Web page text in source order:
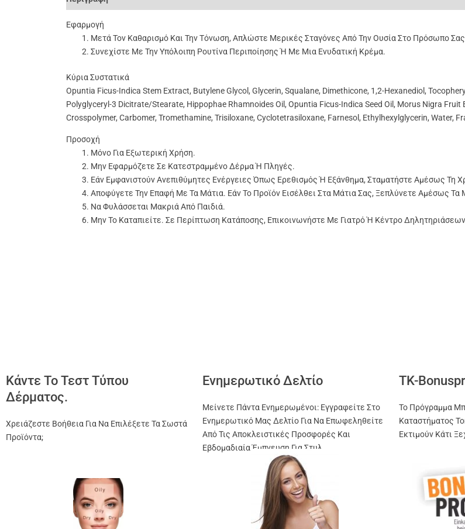
Εφαρμογή
Μετά Τον Καθαρισμό Και Την Τόνωση, Απλώστε Μερικές Σταγόνες Από Την Ουσία Στο Πρόσωπο
Συνεχίστε Με Την Υπόλοιπη Ρουτίνα Περιποίησης Ή Με Μια Ενυδατική Κρέμα.
Κύρια Συστατικά
Opuntia Ficus-Indica Stem Extract, Butylene Glycol, Glycerin, Squalane, Dimethicone, 1,2-Hexanediol,
Polyglyceryl-3 Dicitrate/Stearate, Hippophae Rhamnoides Oil, Opuntia Ficus-Indica Seed Oil, Morus Nigra
Crosspolymer,Carbomer,Tromethamine, Trisiloxane, Cyclotetrasiloxane, Farnesol, Ethylhexylglycerin,Water,
Προσοχή
Μόνο Για Εξωτερική Χρήση.
Μην Εφαρμόζετε Σε Κατεστραμμένο Δέρμα Ή Πληγές.
Εάν Εμφανιστούν Ανεπιθύμητες Ενέργειες Όπως Ερεθισμός Ή Εξάνθημα, Σταματήστε Αμέσως Τη
Αποφύγετε Την Επαφή Με Τα Μάτια. Εάν Το Προϊόν Εισέλθει Στα Μάτια Σας, Ξεπλύνετε Αμέσως
Να Φυλάσσεται Μακριά Από Παιδιά.
Μην Το Καταπιείτε. Σε Περίπτωση Κατάποσης, Επικοινωνήστε Με Γιατρό Ή Κέντρο
Κάντε Το Τεστ Τύπου
Δέρματος.
Χρειάζεστε Βοήθεια Για Να Επιλέξετε Τα Σωστά
Προϊόντα;
Ενημερωτικό Δελτίο
Μείνετε Πάντα Ενημερωμένοι: Εγγραφείτε Στο
Ενημερωτικό Μας Δελτίο Για Να Επωφεληθείτε
Από Τις Αποκλειστικές Προσφορές Και
Εβδομαδιαία Έμπνευση Για Στυλ
TK-
Το Πρόγραμμα
Καταστήματος
Εκτιμούν Κάτι